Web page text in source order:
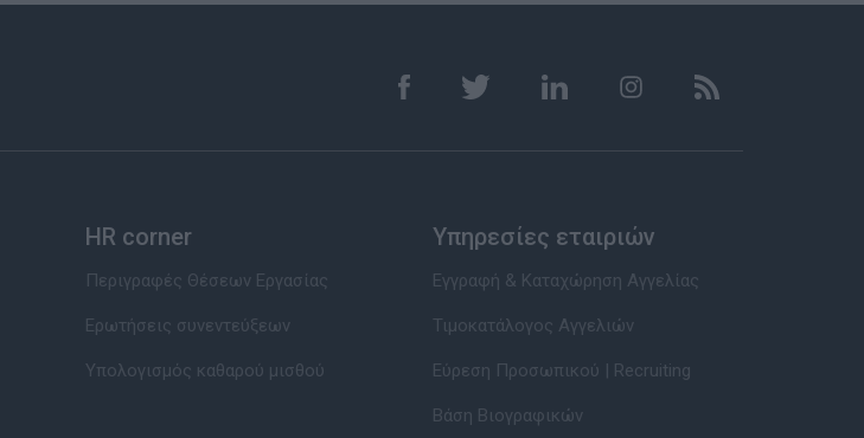
HR corner
Περιγραφές Θέσεων Εργασίας
Ερωτήσεις συνεντεύξεων
Υπολογισμός καθαρού μισθού
Υπηρεσίες εταιριών
Εγγραφή & Καταχώρηση Αγγελίας
Τιμοκατάλογος Αγγελιών
Εύρεση Προσωπικού | Recruiting
Βάση Βιογραφικών